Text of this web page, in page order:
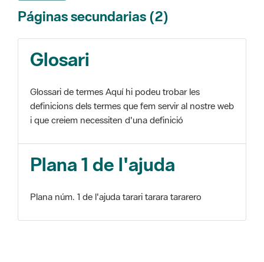
Páginas secundarias (2)
Glosari
Glossari de termes Aquí hi podeu trobar les
definicions dels termes que fem servir al nostre web
i que creiem necessiten d'una definició
Plana 1 de l'ajuda
Plana núm. 1 de l'ajuda tarari tarara tararero